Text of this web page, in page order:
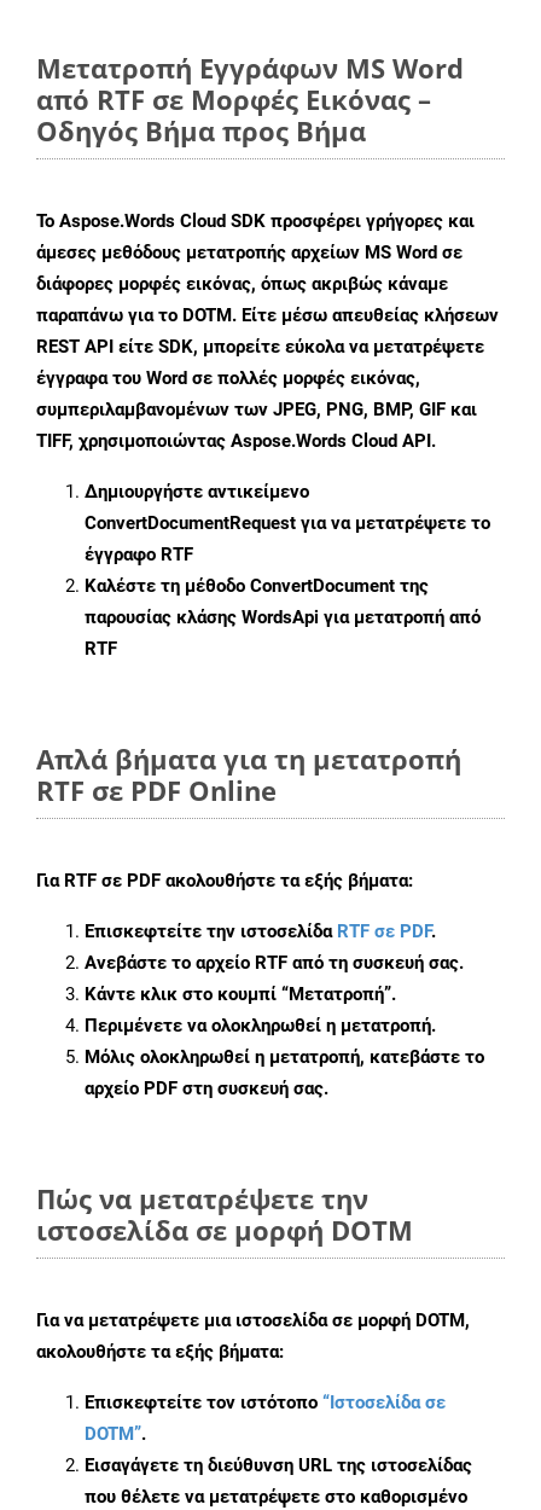
Μετατροπή Εγγράφων MS Word
από RTF σε Μορφές Εικόνας –
Οδηγός Βήμα προς Βήμα
Το Aspose.Words Cloud SDK προσφέρει γρήγορες και
άμεσες μεθόδους μετατροπής αρχείων MS Word σε
διάφορες μορφές εικόνας, όπως ακριβώς κάναμε
παραπάνω για το DOTM. Είτε μέσω απευθείας κλήσεων
REST API είτε SDK, μπορείτε εύκολα να μετατρέψετε
έγγραφα του Word σε πολλές μορφές εικόνας,
συμπεριλαμβανομένων των JPEG, PNG, BMP, GIF και
TIFF, χρησιμοποιώντας Aspose.Words Cloud API.
Δημιουργήστε αντικείμενο
ConvertDocumentRequest για να μετατρέψετε το
έγγραφο RTF
Καλέστε τη μέθοδο ConvertDocument της
παρουσίας κλάσης WordsApi για μετατροπή από
RTF
Απλά βήματα για τη μετατροπή
RTF σε PDF Online
Για RTF σε PDF ακολουθήστε τα εξής βήματα:
Επισκεφτείτε την ιστοσελίδα RTF σε PDF.
Ανεβάστε το αρχείο RTF από τη συσκευή σας.
Κάντε κλικ στο κουμπί “Μετατροπή”.
Περιμένετε να ολοκληρωθεί η μετατροπή.
Μόλις ολοκληρωθεί η μετατροπή, κατεβάστε το
αρχείο PDF στη συσκευή σας.
Πώς να μετατρέψετε την
ιστοσελίδα σε μορφή DOTM
Για να μετατρέψετε μια ιστοσελίδα σε μορφή DOTM,
ακολουθήστε τα εξής βήματα:
Επισκεφτείτε τον ιστότοπο “Ιστοσελίδα σε
DOTM”.
Εισαγάγετε τη διεύθυνση URL της ιστοσελίδας
που θέλετε να μετατρέψετε στο καθορισμένο